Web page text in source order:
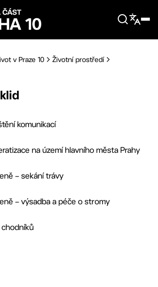
obsah
v Praze 10
Životní prostředí
komunikací
na území hlavního města Prahy
– sekání trávy
– výsadba a péče o stromy
chodníků